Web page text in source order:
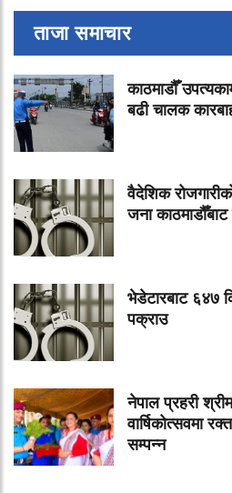
ताजा समाचार
काठमाडौँ
बढी चालक
वैदेशिक
जना
भेडेटारबाट ६४७
पक्राउ
नेपाल प्रहरी
वार्षिकोत्सवमा
सम्पन्न